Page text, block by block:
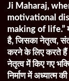
Ji Maharaj,
motivational
making of life.”
है, जिसका नेतृत्व,
करने के लिए करते हैं।
नेतृत्व में किए गए
निर्माण में अध्यात्म